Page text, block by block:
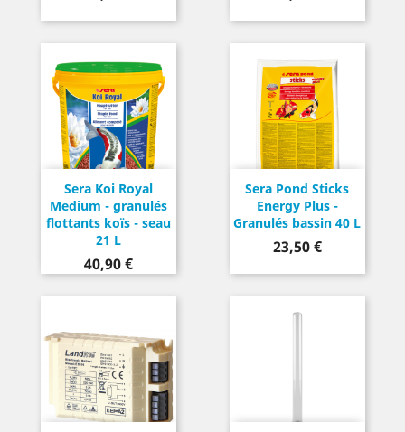
Sera Koi Royal
Medium - granulés
flottants koïs - seau
21 L
Prix
40,90 €
Sera Pond Sticks
Energy Plus -
Granulés bassin 40 L
Prix
23,50 €